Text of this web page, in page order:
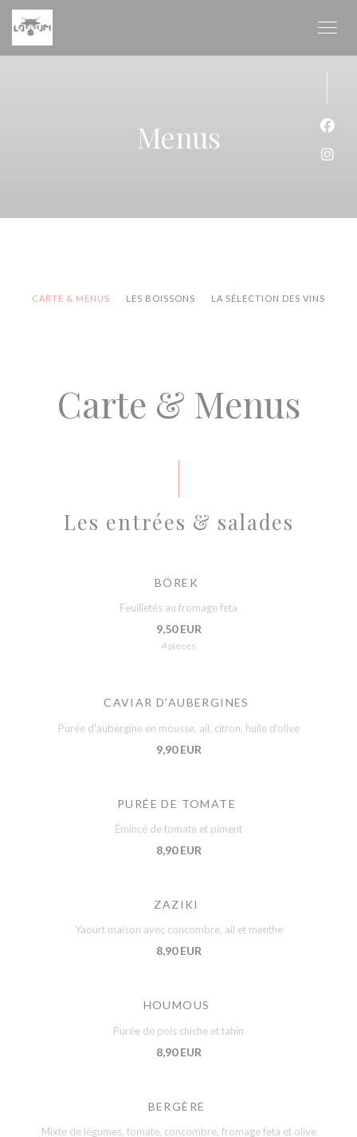
Painel de Gerenciamento de Cookies
Menus
CARTE & MENUS LES BOISSONS LA SÉLECTION DES VINS
Carte & Menus
Les entrées & salades
BÖREK
Feuilletés au fromage feta
9,50 EUR
4 pièces
CAVIAR D'AUBERGINES
Purée d'aubergine en mousse, ail, citron, huile d'olive
9,90 EUR
PURÉE DE TOMATE
Émincé de tomate et piment
8,90 EUR
ZAZIKI
Yaourt maison avec concombre, ail et menthe
8,90 EUR
HOUMOUS
Purée de pois chiche et tahin
8,90 EUR
BERGÈRE
Mixte de légumes, tomate, concombre, fromage feta et olive